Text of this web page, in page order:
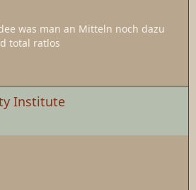
was man an Mitteln noch dazu
total ratlos
Institute